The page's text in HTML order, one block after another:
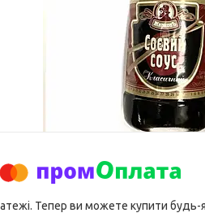
Тепер ви можете купити